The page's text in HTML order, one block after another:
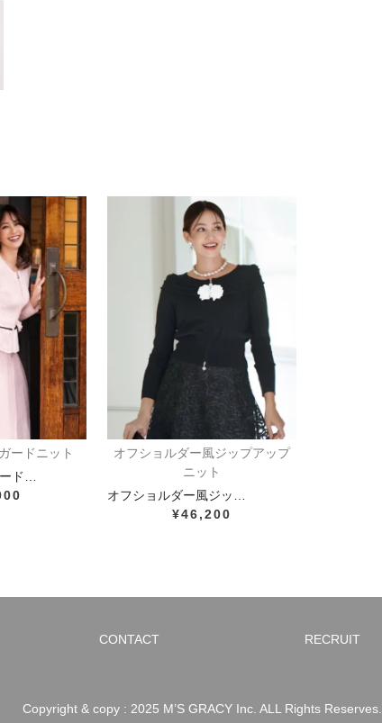
ードニット
ド…
オフショルダー風ジップアップ
ニット
オフショルダー風ジッ…
¥46,200
CONTACT RECRUIT
Copyright & copy : 2025 M’S GRACY Inc. ALL Rights Reserves.